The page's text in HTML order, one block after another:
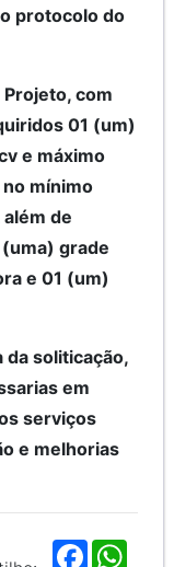
protocolo do
com
01 (um)
e máximo
mínimo
de
grade
e 01 (um)
soliticação,
em
serviços
e melhorias
F